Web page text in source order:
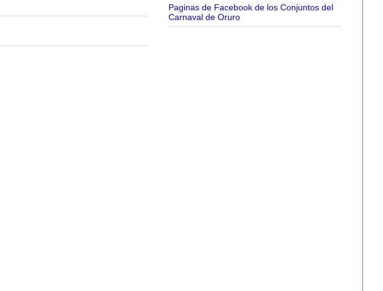
Paginas de Facebook de los Conjuntos del
Carnaval de Oruro